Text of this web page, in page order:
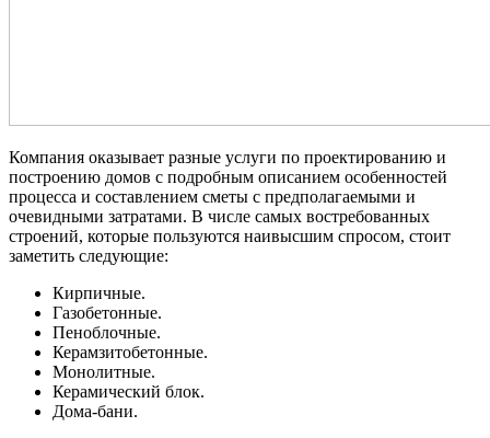
Компания оказывает разные услуги по проектированию и
построению домов с подробным описанием особенностей
процесса и составлением сметы с предполагаемыми и
очевидными затратами. В числе самых востребованных
строений, которые пользуются наивысшим спросом, стоит
заметить следующие:
Кирпичные.
Газобетонные.
Пеноблочные.
Керамзитобетонные.
Монолитные.
Керамический блок.
Дома-бани.